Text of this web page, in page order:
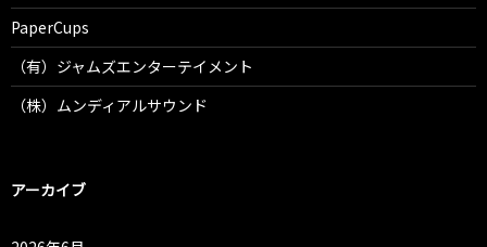
PaperCups
（有）ジャムズエンターテイメント
（株）ムンディアルサウンド
アーカイブ